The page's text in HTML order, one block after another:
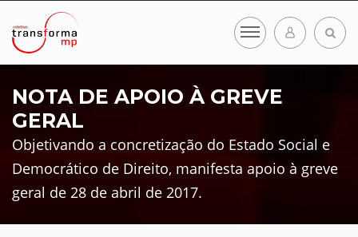
NOTA DE APOIO À GREVE
GERAL
Objetivando a concretização do Estado Social e
Democrático de Direito, manifesta apoio à greve
geral de 28 de abril de 2017.